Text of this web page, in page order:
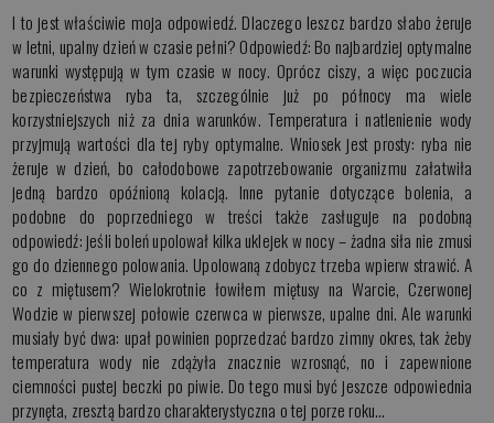
I to jest właściwie moja odpowiedź. Dlaczego leszcz bardzo słabo żeruje
w letni, upalny dzień w czasie pełni? Odpowiedź: Bo najbardziej optymalne
warunki występują w tym czasie w nocy. Oprócz ciszy, a więc poczucia
bezpieczeństwa ryba ta, szczególnie już po północy ma wiele
korzystniejszych niż za dnia warunków. Temperatura i natlenienie wody
przyjmują wartości dla tej ryby optymalne. Wniosek jest prosty: ryba nie
żeruje w dzień, bo całodobowe zapotrzebowanie organizmu załatwiła
jedną bardzo opóźnioną kolacją. Inne pytanie dotyczące bolenia, a
podobne do poprzedniego w treści także zasługuje na podobną
odpowiedź: jeśli boleń upolował kilka uklejek w nocy – żadna siła nie zmusi
go do dziennego polowania. Upolowaną zdobycz trzeba wpierw strawić. A
co z miętusem? Wielokrotnie łowiłem miętusy na Warcie, Czerwonej
Wodzie w pierwszej połowie czerwca w pierwsze, upalne dni. Ale warunki
musiały być dwa: upał powinien poprzedzać bardzo zimny okres, tak żeby
temperatura wody nie zdążyła znacznie wzrosnąć, no i zapewnione
ciemności pustej beczki po piwie. Do tego musi być jeszcze odpowiednia
przynęta, zresztą bardzo charakterystyczna o tej porze roku…